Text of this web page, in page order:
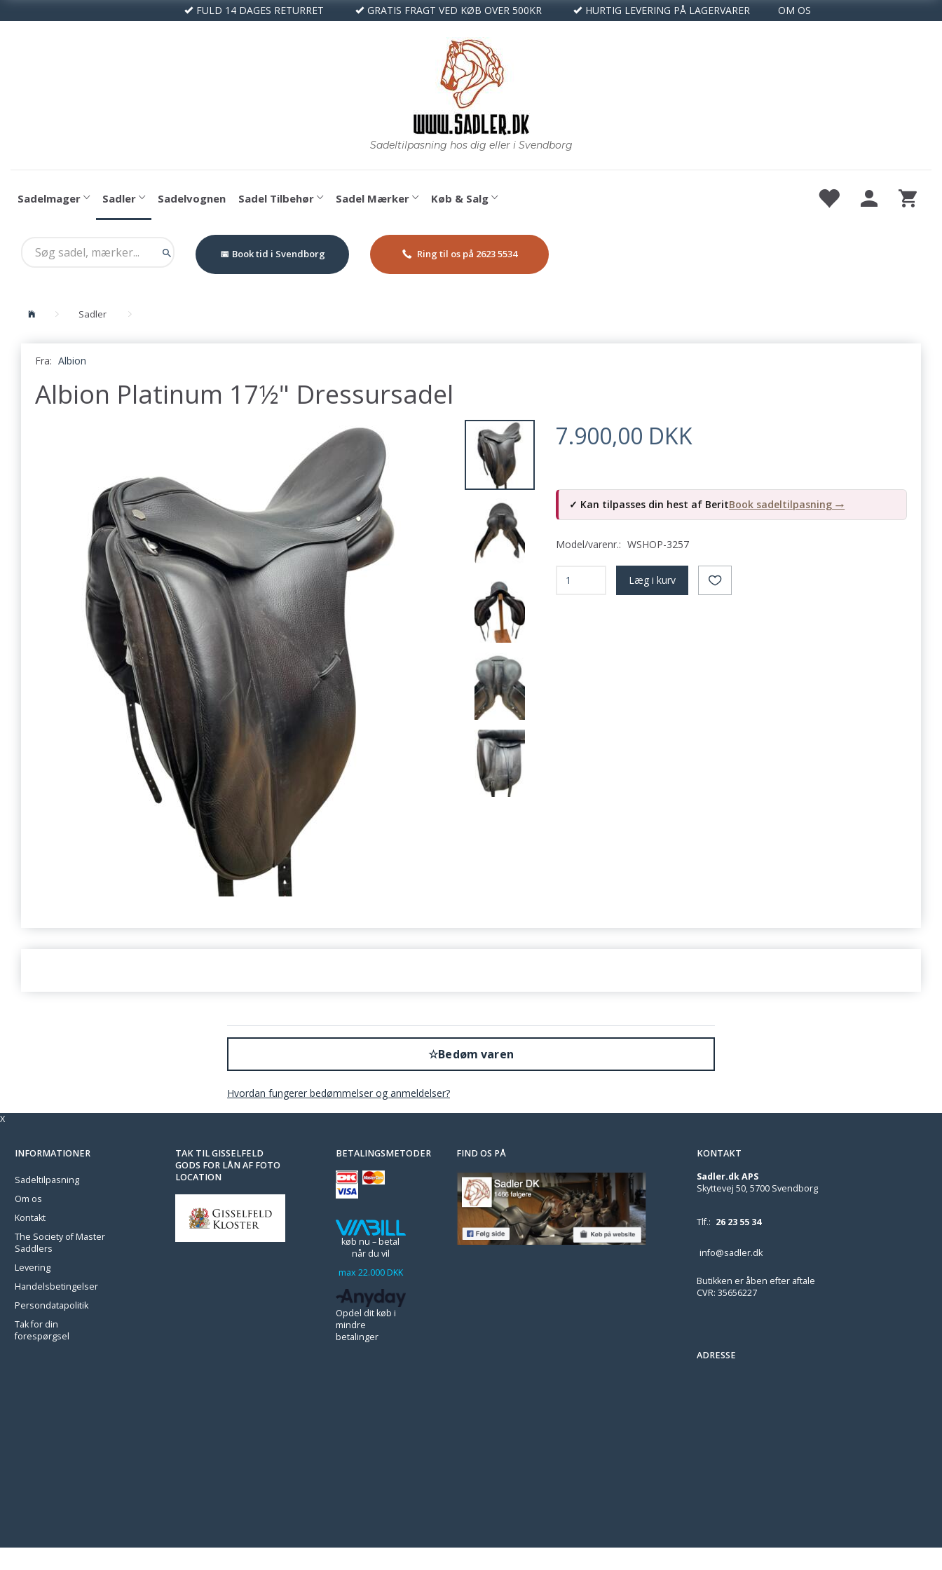
FULD 14 DAGES RETURRET GRATIS FRAGT VED KØB OVER 500KR HURTIG LEVERING PÅ LAGERVARER OM OS
Sadelmager Sadler Sadelvognen Sadel Tilbehør Sadel Mærker Køb & Salg
Book tid i Svendborg Ring til os på 2623 5534
Sadler
Fra: Albion
Albion Platinum 17½" Dressursadel
7.900,00 DKK
✓ Kan tilpasses din hest af BeritBook sadeltilpasning →
Model/varenr.: WSHOP-3257
Læg i kurv
☆Bedøm varen
Hvordan fungerer bedømmelser og anmeldelser?
X
INFORMATIONER
Sadeltilpasning
Om os
Kontakt
The Society of Master
Saddlers
Levering
Handelsbetingelser
Persondatapolitik
Tak for din
forespørgsel
TAK TIL GISSELFELD
GODS FOR LÅN AF FOTO
LOCATION
BETALINGSMETODER
køb nu – betal
når du vil
max 22.000 DKK
Opdel dit køb i
mindre
betalinger
FIND OS PÅ
KONTAKT
Sadler.dk APS
Skyttevej 50, 5700 Svendborg
Tlf.: 26 23 55 34
info@sadler.dk
Butikken er åben efter aftale
CVR: 35656227
ADRESSE